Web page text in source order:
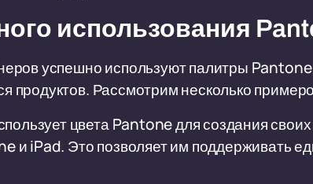
использования
успешно используют палитры
продуктов. Рассмотрим несколько
цвета Pantone для создания
и iPad. Это позволяет им поддерживать